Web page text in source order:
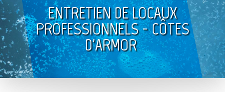
ENTRETIEN DE LOCAUX
PROFESSIONNELS - CÔTES
D'ARMOR